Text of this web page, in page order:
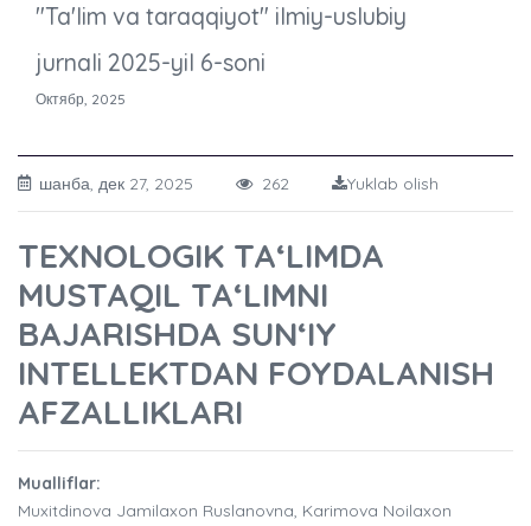
"Ta'lim va taraqqiyot" ilmiy-uslubiy
jurnali 2025-yil 6-soni
Октябр, 2025
шанба, дек 27, 2025 262 Yuklab olish
TEXNOLOGIK TA‘LIMDA
MUSTAQIL TA‘LIMNI
BAJARISHDA SUN‘IY
INTELLEKTDAN FOYDALANISH
AFZALLIKLARI
Mualliflar:
Muxitdinova Jamilaxon Ruslanovna, Karimova Noilaxon